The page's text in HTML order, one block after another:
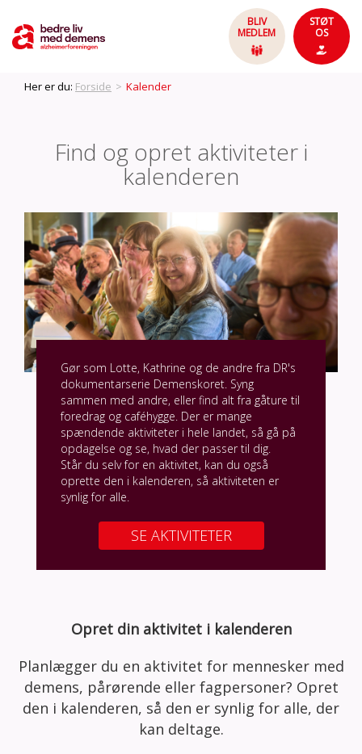
BLIV
MEDLEM
STØT
OS
Her er du: Forside > Kalender
Find og opret aktiviteter i
kalenderen
Gør som Lotte, Kathrine og de andre fra DR's
dokumentarserie Demenskoret. Syng
sammen med andre, eller find alt fra gåture til
foredrag og caféhygge. Der er mange
spændende aktiviteter i hele landet, så gå på
opdagelse og se, hvad der passer til dig.
Står du selv for en aktivitet, kan du også
oprette den i kalenderen, så aktiviteten er
synlig for alle.
SE AKTIVITETER
Opret din aktivitet i kalenderen
Planlægger du en aktivitet for mennesker med
demens, pårørende eller fagpersoner? Opret
den i kalenderen, så den er synlig for alle, der
kan deltage.